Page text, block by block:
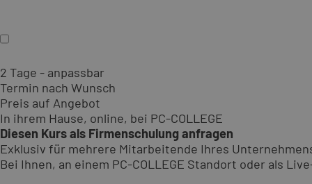
2 Tage - anpassbar
Termin nach Wunsch
Preis auf Angebot
In ihrem Hause, online, bei PC-COLLEGE
Diesen Kurs als Firmenschulung anfragen
Exklusiv für mehrere Mitarbeitende Ihres
Bei Ihnen, an einem PC-COLLEGE Standort oder als